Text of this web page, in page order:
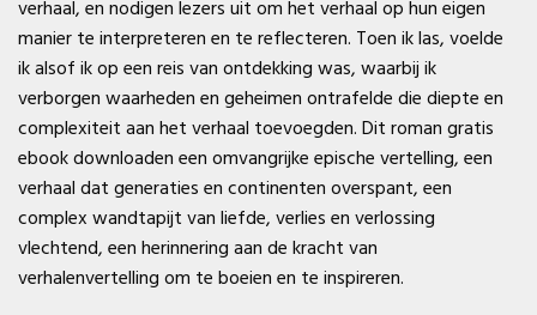
verhaal, en nodigen lezers uit om het verhaal op hun eigen
manier te interpreteren en te reflecteren. Toen ik las, voelde
ik alsof ik op een reis van ontdekking was, waarbij ik
verborgen waarheden en geheimen ontrafelde die diepte en
complexiteit aan het verhaal toevoegden. Dit roman gratis
ebook downloaden een omvangrijke epische vertelling, een
verhaal dat generaties en continenten overspant, een
complex wandtapijt van liefde, verlies en verlossing
vlechtend, een herinnering aan de kracht van
verhalenvertelling om te boeien en te inspireren.